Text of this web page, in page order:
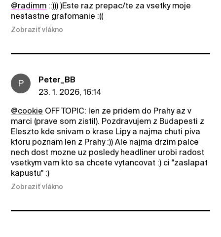
@radimm ::))) )Este raz prepac/te za vsetky moje
nestastne grafomanie :((
Zobraziť vlákno
P
Peter_BB
23. 1. 2026, 16:14
@cookie OFF TOPIC: len ze pridem do Prahy az v
marci (prave som zistil). Pozdravujem z Budapesti z
Eleszto kde snivam o krase Lipy a najma chuti piva
ktoru poznam len z Prahy :)) Ale najma drzim palce
nech dost mozne uz posledy headliner urobi radost
vsetkym vam kto sa chcete vytancovat :) ci "zaslapat
kapustu" :)
Zobraziť vlákno